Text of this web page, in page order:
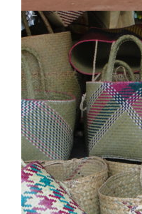
Les missions